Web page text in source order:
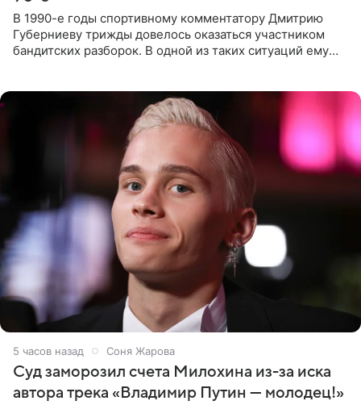
В 1990-е годы спортивному комментатору Дмитрию
Губерниеву трижды довелось оказаться участником
бандитских разборок. В одной из таких ситуаций ему
5 часов назад Соня Жарова
Суд заморозил счета Милохина из-за иска
автора трека «Владимир Путин — молодец!»